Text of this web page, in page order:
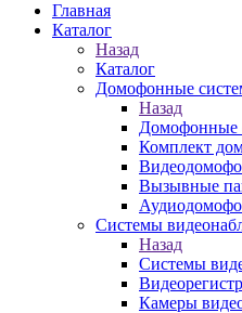
Главная
Каталог
Назад
Каталог
Домофонные
Назад
Домофонные
Комплект
Вызывные
Системы
Назад
Системы
Камеры